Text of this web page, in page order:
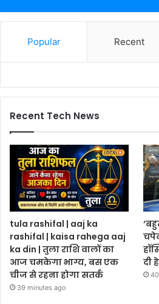
Popular Recent
Recent Tech News
tula rashifal | aaj ka
rashifal | kaisa rahega aaj
ka din | तुला राशि वालों का
आज चमकेगा भाग्य, बस एक
चीज से रहना होगा सतर्क
39 minutes ago
दी